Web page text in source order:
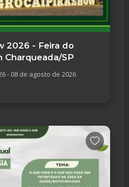
2026 - Feira do
SP
- 08 de agosto de 2026